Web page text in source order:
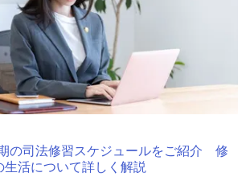
の司法修習スケジュールをご紹介 修
活について詳しく解説